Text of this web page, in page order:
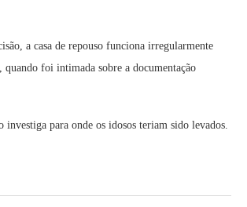
a casa de repouso funciona irregularmente
quando foi intimada sobre a documentação
para onde os idosos teriam sido levados.